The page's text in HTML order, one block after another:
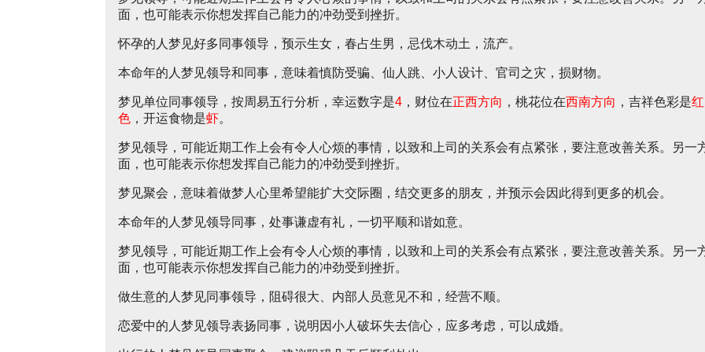
面，也可能表示你想发挥自己能力的冲劲受到挫折。
怀孕的人梦见好多同事领导，预示生女，春占生男，忌伐木动土，流产。
本命年的人梦见领导和同事，意味着慎防受骗、仙人跳、小人设计、官司之灾，损财物。
梦见单位同事领导，按周易五行分析，幸运数字是4 ，财位在正西方向 ，桃花位在西南方向 ，吉祥色彩是红
色 ，开运食物是虾。
梦见领导，可能近期工作上会有令人心烦的事情，以致和上司的关系会有点紧张，要注意改善关系。另一
面，也可能表示你想发挥自己能力的冲劲受到挫折。
梦见聚会，意味着做梦人心里希望能扩大交际圈，结交更多的朋友，并预示会因此得到更多的机会。
本命年的人梦见领导同事，处事谦虚有礼，一切平顺和谐如意。
梦见领导，可能近期工作上会有令人心烦的事情，以致和上司的关系会有点紧张，要注意改善关系。另一
面，也可能表示你想发挥自己能力的冲劲受到挫折。
做生意的人梦见同事领导，阻碍很大、内部人员意见不和，经营不顺。
恋爱中的人梦见领导表扬同事，说明因小人破坏失去信心，应多考虑，可以成婚。